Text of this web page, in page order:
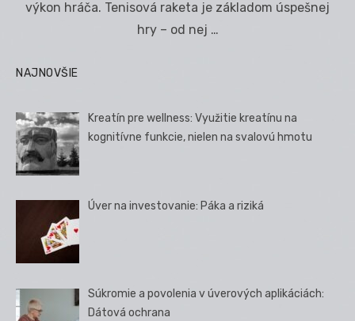
výkon hráča. Tenisová raketa je základom úspešnej
hry – od nej …
NAJNOVŠIE
Kreatín pre wellness: Využitie kreatínu na
kognitívne funkcie, nielen na svalovú hmotu
Úver na investovanie: Páka a riziká
Súkromie a povolenia v úverových aplikáciách:
Dátová ochrana